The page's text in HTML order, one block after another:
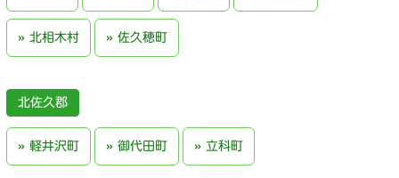
北相木村 佐久穂町
北佐久郡
軽井沢町 御代田町 立科町